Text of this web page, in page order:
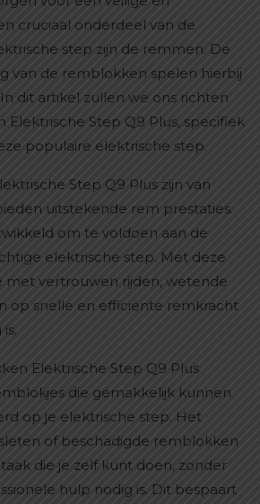
cruciaal onderdeel van de
step zijn de remmen. De
van de remblokken spelen hierbij
dit artikel zullen we ons richten
Elektrische Step Q9 Plus, specifiek
populaire elektrische step.
Step Q9 Plus zijn van
uitstekende rem prestaties.
om te voldoen aan de
elektrische step. Met deze
met vertrouwen rijden, wetende
op snelle en efficiënte remkracht
Elektrische Step Q9 Plus
die gemakkelijk kunnen
op je elektrische step. Het
of beschadigde remblokken
die je zelf kunt doen, zonder
hulp nodig is. Dit bespaart